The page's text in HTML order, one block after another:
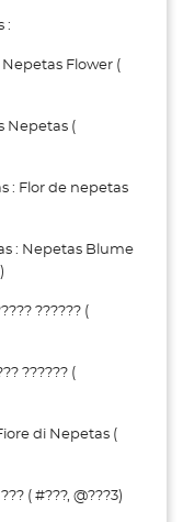
:
Flower (
Nepetas (
: Flor de nepetas
: Nepetas Blume
?????? (
?????? (
di Nepetas (
( #???, @???3)